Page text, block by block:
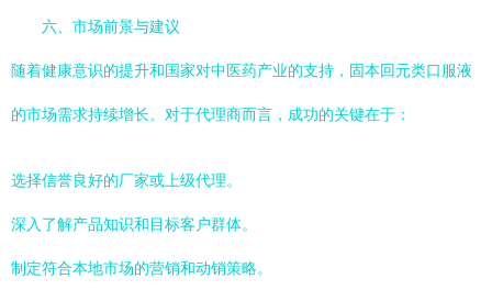
六、市场前景与建议
随着健康意识的提升和国家对中医药产业的支持，固本回元类口服液
的市场需求持续增长。对于代理商而言，成功的关键在于：
选择信誉良好的厂家或上级代理。
深入了解产品知识和目标客户群体。
制定符合本地市场的营销和动销策略。